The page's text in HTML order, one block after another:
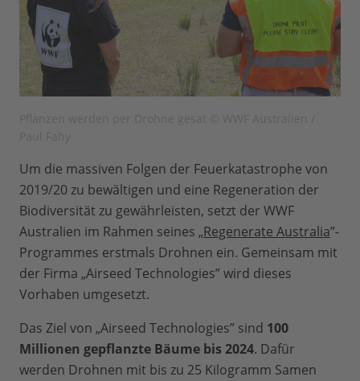
Um die massiven Folgen der Feuerkatastrophe von
2019/20 zu bewältigen und eine Regeneration der
Biodiversität zu gewährleisten, setzt der WWF
Australien im Rahmen seines „Regenerate Australia”-
Programmes erstmals Drohnen ein. Gemeinsam mit
der Firma „Airseed Technologies” wird dieses
Vorhaben umgesetzt.
Das Ziel von „Airseed Technologies” sind 100
Millionen gepflanzte Bäume bis 2024. Dafür
werden Drohnen mit bis zu 25 Kilogramm Samen